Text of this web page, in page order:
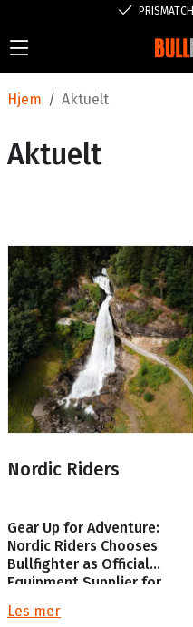
PRISMATCH
/
Hjem Aktuelt
Aktuelt
Nordic Riders
Gear Up for Adventure:
Nordic Riders Chooses
Bullfighter as Official
Equipment Supplier for
Les mer